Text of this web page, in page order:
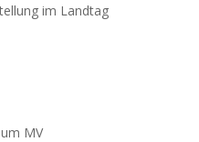
im Landtag
MV